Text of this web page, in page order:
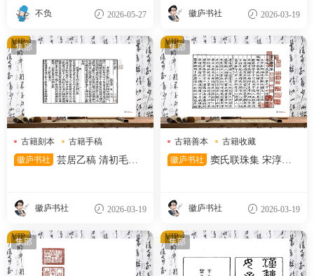
不负 2026-05-27 徽庐书社 2026-03-19
集部
古籍刻本
古籍手稿
古籍整理
徽庐书社
芸居乙稿 清初毛氏
徽庐书社 2026-03-19
VIP 集部
古籍善本
古籍收藏
古籍版式
徽庐书社
窦氏联珠集 宋淳熙
徽庐书社 2026-03-19
VIP
集部
VIP 集部
VIP